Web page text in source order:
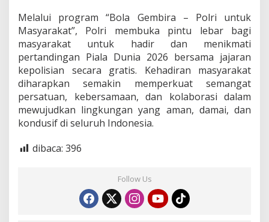
Melalui program “Bola Gembira – Polri untuk
Masyarakat”, Polri membuka pintu lebar bagi
masyarakat untuk hadir dan menikmati
pertandingan Piala Dunia 2026 bersama jajaran
kepolisian secara gratis. Kehadiran masyarakat
diharapkan semakin memperkuat semangat
persatuan, kebersamaan, dan kolaborasi dalam
mewujudkan lingkungan yang aman, damai, dan
kondusif di seluruh Indonesia.
dibaca: 396
Follow Us